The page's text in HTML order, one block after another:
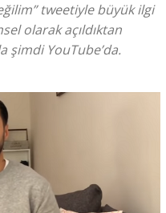
tweetiyle büyük ilgi
olarak açıldıktan
şimdi YouTube’da.